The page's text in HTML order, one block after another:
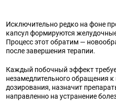
Исключительно редко на фоне
капсул формируются
Процесс этот обратим —
после завершения терапии.
Каждый побочный эффект
незамедлительного обращения
дозирования, назначит
направленно на устранение